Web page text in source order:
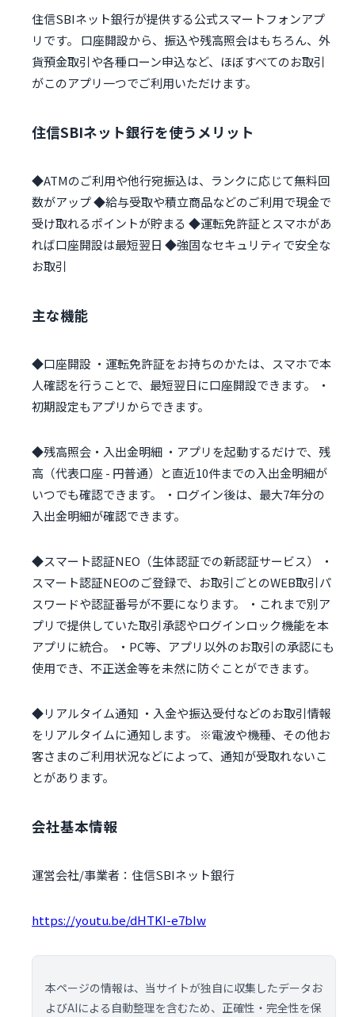
住信SBIネット銀行が提供する公式スマートフォンアプ
リです。 口座開設から、振込や残高照会はもちろん、外
貨預金取引や各種ローン申込など、ほぼすべてのお取引
がこのアプリ一つでご利用いただけます。
住信SBIネット銀行を使うメリット
◆ATMのご利用や他行宛振込は、ランクに応じて無料回
数がアップ ◆給与受取や積立商品などのご利用で現金で
受け取れるポイントが貯まる ◆運転免許証とスマホがあ
れば口座開設は最短翌日 ◆強固なセキュリティで安全な
お取引
主な機能
◆口座開設 ・運転免許証をお持ちのかたは、スマホで本
人確認を行うことで、最短翌日に口座開設できます。 ・
初期設定もアプリからできます。
◆残高照会・入出金明細 ・アプリを起動するだけで、残
高（代表口座 - 円普通）と直近10件までの入出金明細が
いつでも確認できます。 ・ログイン後は、最大7年分の
入出金明細が確認できます。
◆スマート認証NEO（生体認証での新認証サービス） ・
スマート認証NEOのご登録で、お取引ごとのWEB取引パ
スワードや認証番号が不要になります。 ・これまで別ア
プリで提供していた取引承認やログインロック機能を本
アプリに統合。 ・PC等、アプリ以外のお取引の承認にも
使用でき、不正送金等を未然に防ぐことができます。
◆リアルタイム通知 ・入金や振込受付などのお取引情報
をリアルタイムに通知します。 ※電波や機種、その他お
客さまのご利用状況などによって、通知が受取れないこ
とがあります。
会社基本情報
運営会社/事業者：住信SBIネット銀行
https://youtu.be/dHTKI-e7bIw
本ページの情報は、当サイトが独自に収集したデータお
よびAIによる自動整理を含むため、正確性・完全性を保